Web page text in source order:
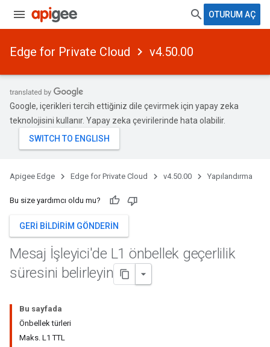
OTURUM AÇ
Edge for Private Cloud v4.50.00
Google, içerikleri tercih ettiğiniz dile çevirmek için yapay zeka
teknolojisini kullanır. Yapay zeka çevirilerinde hata olabilir.
Apigee Edge Edge for Private Cloud v4.50.00 Yapılandırma
Bu size yardımcı oldu mu?
GERI BILDIRIM GÖNDERIN
Mesaj İşleyici'de L1 önbellek geçerlilik
süresini belirleyin
Bu sayfada
Önbellek türleri
Maks. L1 TTL